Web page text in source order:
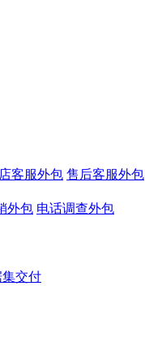
客服外包 售后客服外包
外包 电话调查外包
交付